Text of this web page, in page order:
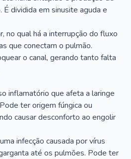
É dividida em sinusite aguda e
no qual há a interrupção do fluxo
que conectam o pulmão.
o canal, gerando tanto falta
inflamatório que afeta a laringe
ter origem fúngica ou
causar desconforto ao engolir
infecção causada por vírus
até os pulmões. Pode ter